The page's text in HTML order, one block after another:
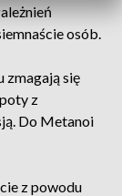
osób.
zmagają się
z
Do Metanoi
z powodu